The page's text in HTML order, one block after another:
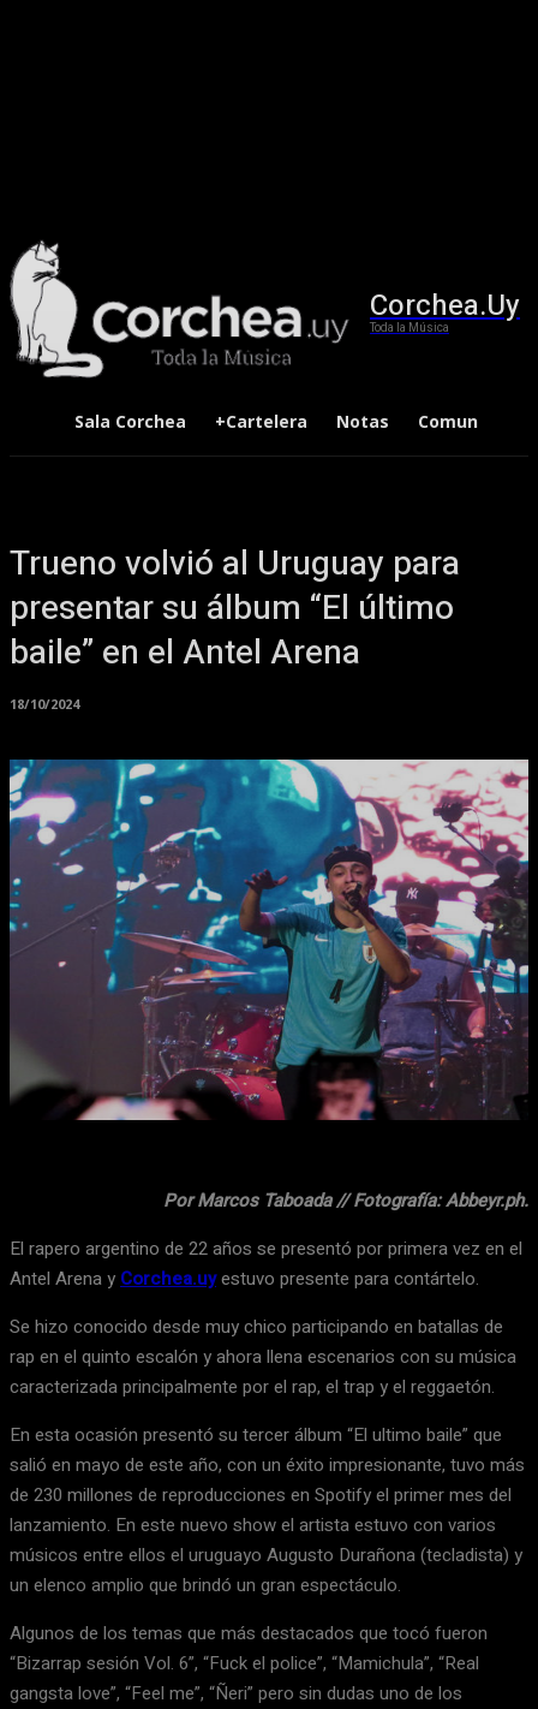
Corchea.Uy
Toda la Música
Sala Corchea +Cartelera Notas Comunidad
Trueno volvió al Uruguay para
presentar su álbum “El último
baile” en el Antel Arena
18/10/2024
Facebook X WhatsApp Email
Por Marcos Taboada // Fotografía: Abbeyr.ph.
El rapero argentino de 22 años se presentó por primera vez en el
Antel Arena y Corchea.uyestuvo presente para contártelo.
Se hizo conocido desde muy chico participando en batallas de
rap en el quinto escalón y ahora llena escenarios con su música
caracterizada principalmente por el rap, el trap y el reggaetón.
En esta ocasión presentó su tercer álbum “El ultimo baile” que
salió en mayo de este año, con un éxito impresionante, tuvo más
de 230 millones de reproducciones en Spotify el primer mes del
lanzamiento. En este nuevo show el artista estuvo con varios
músicos entre ellos el uruguayo Augusto Durañona (tecladista) y
un elenco amplio que brindó un gran espectáculo.
Algunos de los temas que más destacados que tocó fueron
“Bizarrap sesión Vol. 6”, “Fuck el police”, “Mamichula”, “Real
gangsta love”, “Feel me”, “Ñeri” pero sin dudas uno de los